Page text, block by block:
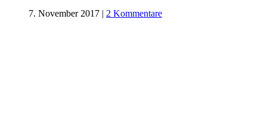
7. November 2017 | 2 Kommentare